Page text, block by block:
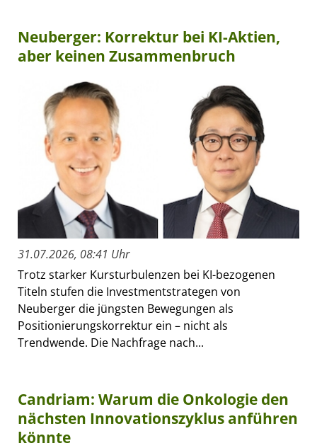
Neuberger: Korrektur bei KI-Aktien,
aber keinen Zusammenbruch
31.07.2026, 08:41 Uhr
Trotz starker Kursturbulenzen bei KI-bezogenen
Titeln stufen die Investmentstrategen von
Neuberger die jüngsten Bewegungen als
Positionierungskorrektur ein – nicht als
Trendwende. Die Nachfrage nach...
Candriam: Warum die Onkologie den
nächsten Innovationszyklus anführen
könnte